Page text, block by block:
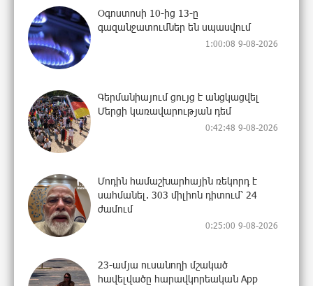
Օգոստոսի 10-ից 13-ը
գազանջատումներ են սպասվում
1:00:08 9-08-2026
Գերմանիայում ցույց է անցկացվել
Մերցի կառավարության դեմ
0:42:48 9-08-2026
Մոդին համաշխարհային ռեկորդ է
սահմանել. 303 միլիոն դիտում՝ 24
ժամում
0:25:00 9-08-2026
23-ամյա ուսանողի մշակած
հավելվածը հարավկորեական App